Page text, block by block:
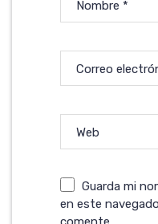
Nombre *
Correo
Web
Guarda mi
en este